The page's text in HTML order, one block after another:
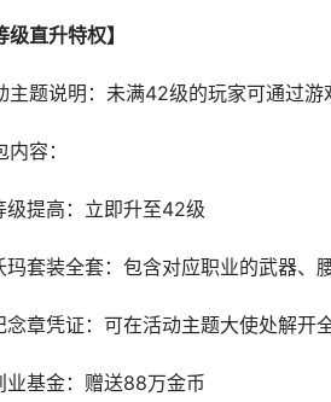
级直升特权】
主题说明：未满42级的玩家可通过
内容：
级提高：立即升至42级
玛套装全套：包含对应职业的武器、
念章凭证：可在活动主题大使处解开
业基金：赠送88万金币